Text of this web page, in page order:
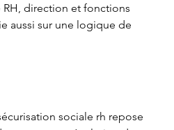
direction et fonctions
aussi sur une logique de
sociale rh repose